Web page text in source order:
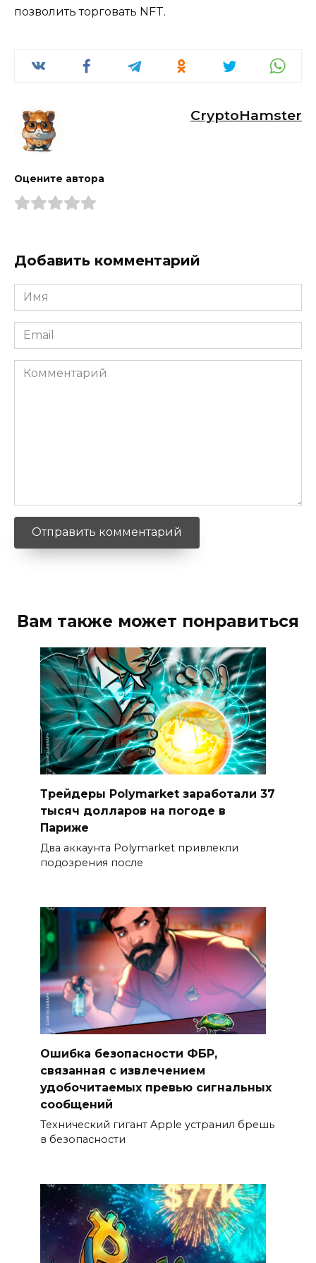
позволить торговать NFT.
CryptoHamster
Оцените автора
Добавить комментарий
Имя
*
Email
*
Комментарий
Вам также может понравиться
Трейдеры Polymarket заработали 37
тысяч долларов на погоде в
Париже
Два аккаунта Polymarket привлекли
подозрения после
Ошибка безопасности ФБР,
связанная с извлечением
удобочитаемых превью сигнальных
сообщений
Технический гигант Apple устранил брешь
в безопасности